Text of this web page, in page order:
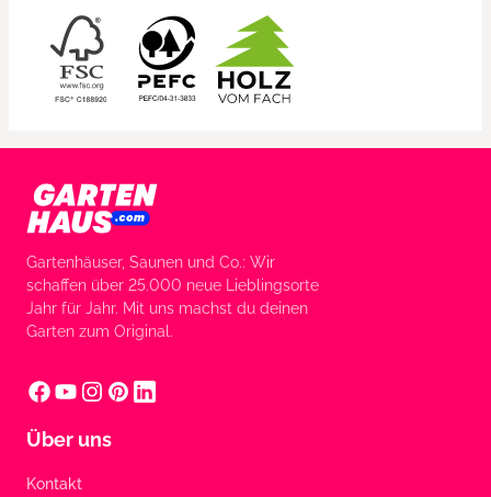
Gartenhäuser, Saunen und Co.: Wir
schaffen über 25.000 neue Lieblingsorte
Jahr für Jahr. Mit uns machst du deinen
Garten zum Original.
Über uns
Kontakt